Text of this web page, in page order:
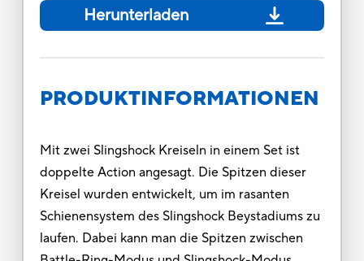
Herunterladen
PRODUKTINFORMATIONEN
Mit zwei Slingshock Kreiseln in einem Set ist
doppelte Action angesagt. Die Spitzen dieser
Kreisel wurden entwickelt, um im rasanten
Schienensystem des Slingshock Beystadiums zu
laufen. Dabei kann man die Spitzen zwischen